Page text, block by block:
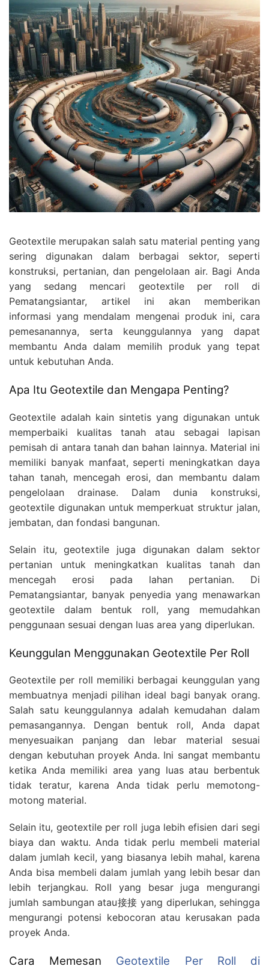
Geotextile merupakan salah satu material penting yang
sering digunakan dalam berbagai sektor, seperti
konstruksi, pertanian, dan pengelolaan air. Bagi Anda
yang sedang mencari geotextile per roll di
Pematangsiantar, artikel ini akan memberikan
informasi yang mendalam mengenai produk ini, cara
pemesanannya, serta keunggulannya yang dapat
membantu Anda dalam memilih produk yang tepat
untuk kebutuhan Anda.
Apa Itu Geotextile dan Mengapa Penting?
Geotextile adalah kain sintetis yang digunakan untuk
memperbaiki kualitas tanah atau sebagai lapisan
pemisah di antara tanah dan bahan lainnya. Material ini
memiliki banyak manfaat, seperti meningkatkan daya
tahan tanah, mencegah erosi, dan membantu dalam
pengelolaan drainase. Dalam dunia konstruksi,
geotextile digunakan untuk memperkuat struktur jalan,
jembatan, dan fondasi bangunan.
Selain itu, geotextile juga digunakan dalam sektor
pertanian untuk meningkatkan kualitas tanah dan
mencegah erosi pada lahan pertanian. Di
Pematangsiantar, banyak penyedia yang menawarkan
geotextile dalam bentuk roll, yang memudahkan
penggunaan sesuai dengan luas area yang diperlukan.
Keunggulan Menggunakan Geotextile Per Roll
Geotextile per roll memiliki berbagai keunggulan yang
membuatnya menjadi pilihan ideal bagi banyak orang.
Salah satu keunggulannya adalah kemudahan dalam
pemasangannya. Dengan bentuk roll, Anda dapat
menyesuaikan panjang dan lebar material sesuai
dengan kebutuhan proyek Anda. Ini sangat membantu
ketika Anda memiliki area yang luas atau berbentuk
tidak teratur, karena Anda tidak perlu memotong-
motong material.
Selain itu, geotextile per roll juga lebih efisien dari segi
biaya dan waktu. Anda tidak perlu membeli material
dalam jumlah kecil, yang biasanya lebih mahal, karena
Anda bisa membeli dalam jumlah yang lebih besar dan
lebih terjangkau. Roll yang besar juga mengurangi
jumlah sambungan atau接接 yang diperlukan, sehingga
mengurangi potensi kebocoran atau kerusakan pada
proyek Anda.
Cara Memesan Geotextile Per Roll di